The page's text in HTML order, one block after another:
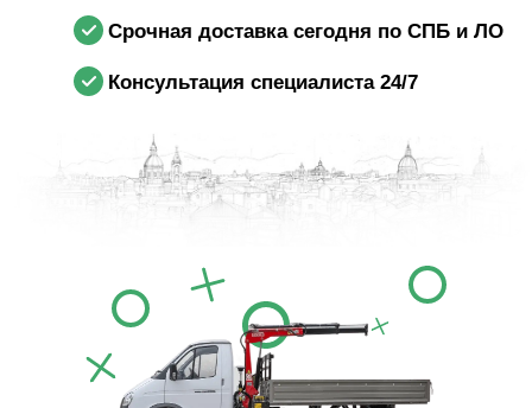
Срочная доставка сегодня по СПБ и ЛО
Консультация специалиста 24/7